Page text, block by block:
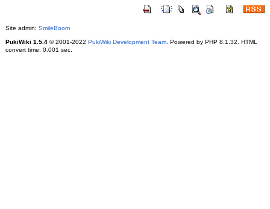
Site admin: SmileBoom
PukiWiki 1.5.4© 2001-2022 PukiWiki Development Team. Powered by PHP 8.1.32. HTML
convert time: 0.001 sec.